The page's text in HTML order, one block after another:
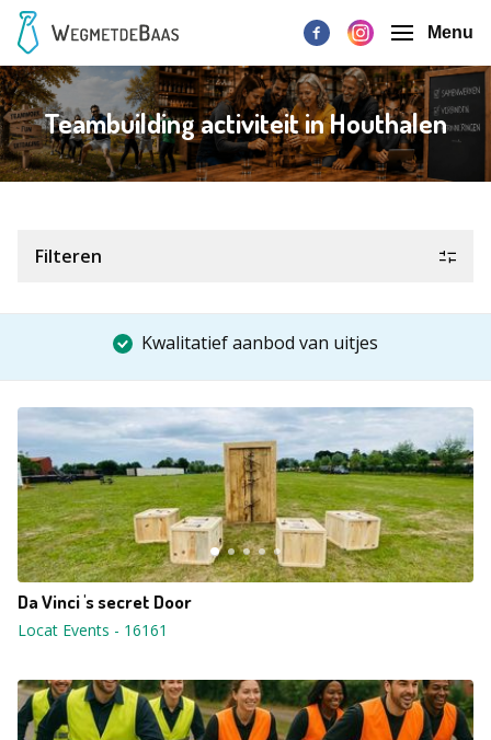
Menu
Teambuilding activiteit in Houthalen
Filteren
Kwalitatief aanbod van uitjes
Da Vinci 's secret Door
Locat Events - 16161